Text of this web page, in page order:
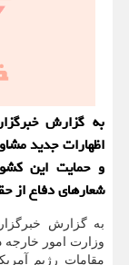
به گزارش
اظهارات جدید
و حمایت این
شعارهای دفاع از
به گزارش
وزارت امور خارجه
مقامات رژیم